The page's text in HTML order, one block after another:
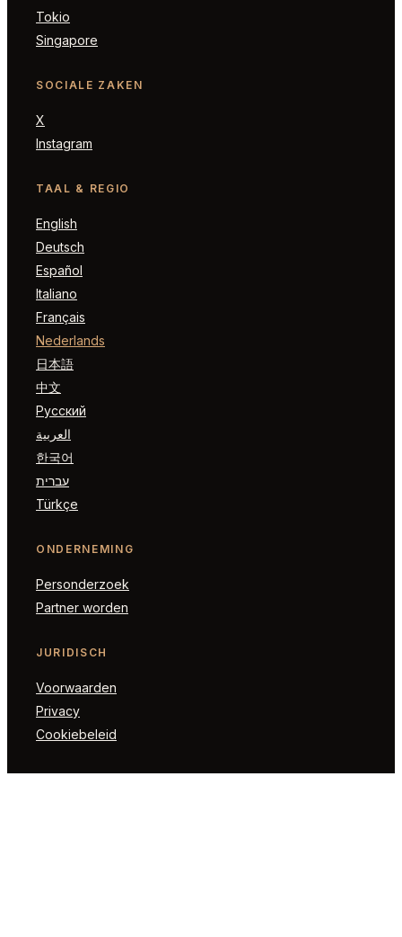
Tokio
Singapore
SOCIALE ZAKEN
X
Instagram
TAAL & REGIO
English
Deutsch
Español
Italiano
Français
Nederlands
日本語
中文
Русский
العربية
한국어
עברית
Türkçe
ONDERNEMING
Personderzoek
Partner worden
JURIDISCH
Voorwaarden
Privacy
Cookiebeleid